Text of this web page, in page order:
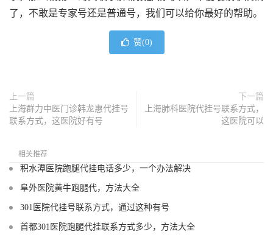
了，不敢是专家号还是普通号，我们可以给你最好的帮助。
赞(0)
上一篇
上海群力中医门诊韩龙惠代挂号
联系方式，这医院好有号
下一篇
上海肺科医院代挂号联系方式，
这医院可以
相关推荐
积水潭医院跑腿代挂电话多少，一个办法解决
阜外医院黄牛跑腿代，方法大全
301医院代挂号联系方式，通过这种有号
首都301医院跑腿代挂联系方式多少，方法大全